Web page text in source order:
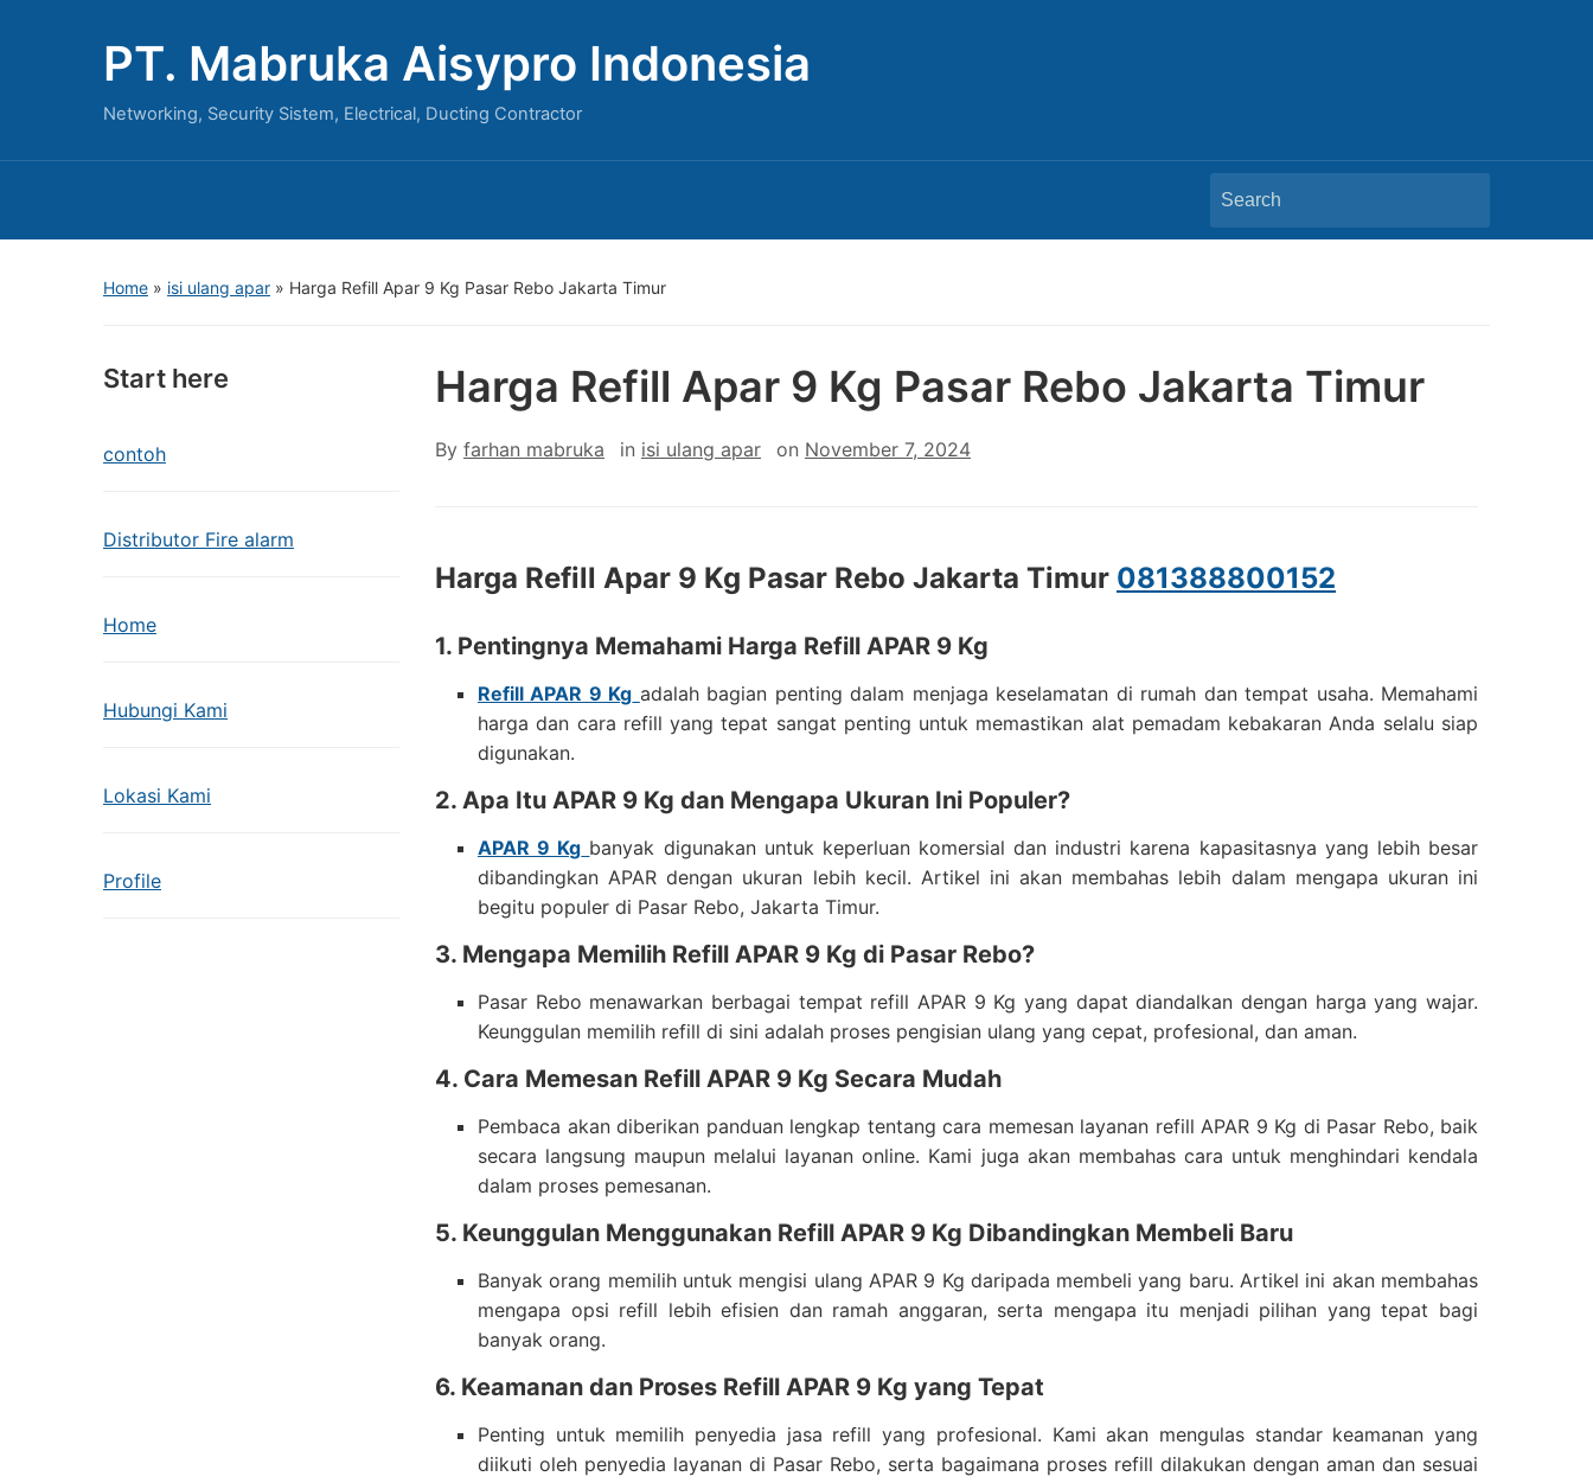
PT. Mabruka Aisypro Indonesia
Networking, Security Sistem, Electrical, Ducting Contractor
Search
for:
Home » isi ulang apar » Harga Refill Apar 9 Kg Pasar Rebo Jakarta Timur
Start here
contoh
Distributor Fire alarm
Home
Hubungi Kami
Lokasi Kami
Profile
Harga Refill Apar 9 Kg Pasar Rebo Jakarta Timur
By farhan mabruka in isi ulang apar on November 7, 2024
Harga Refill Apar 9 Kg Pasar Rebo Jakarta Timur 081388800152
1. Pentingnya Memahami Harga Refill APAR 9 Kg
Refill APAR 9 Kg adalah bagian penting dalam menjaga keselamatan di rumah dan tempat usaha. Memahami
harga dan cara refill yang tepat sangat penting untuk memastikan alat pemadam kebakaran Anda selalu siap
digunakan.
2. Apa Itu APAR 9 Kg dan Mengapa Ukuran Ini Populer?
APAR 9 Kg banyak digunakan untuk keperluan komersial dan industri karena kapasitasnya yang lebih besar
dibandingkan APAR dengan ukuran lebih kecil. Artikel ini akan membahas lebih dalam mengapa ukuran ini
begitu populer di Pasar Rebo, Jakarta Timur.
3. Mengapa Memilih Refill APAR 9 Kg di Pasar Rebo?
Pasar Rebo menawarkan berbagai tempat refill APAR 9 Kg yang dapat diandalkan dengan harga yang wajar.
Keunggulan memilih refill di sini adalah proses pengisian ulang yang cepat, profesional, dan aman.
4. Cara Memesan Refill APAR 9 Kg Secara Mudah
Pembaca akan diberikan panduan lengkap tentang cara memesan layanan refill APAR 9 Kg di Pasar Rebo, baik
secara langsung maupun melalui layanan online. Kami juga akan membahas cara untuk menghindari kendala
dalam proses pemesanan.
5. Keunggulan Menggunakan Refill APAR 9 Kg Dibandingkan Membeli Baru
Banyak orang memilih untuk mengisi ulang APAR 9 Kg daripada membeli yang baru. Artikel ini akan membahas
mengapa opsi refill lebih efisien dan ramah anggaran, serta mengapa itu menjadi pilihan yang tepat bagi
banyak orang.
6. Keamanan dan Proses Refill APAR 9 Kg yang Tepat
Penting untuk memilih penyedia jasa refill yang profesional. Kami akan mengulas standar keamanan yang
diikuti oleh penyedia layanan di Pasar Rebo, serta bagaimana proses refill dilakukan dengan aman dan sesuai